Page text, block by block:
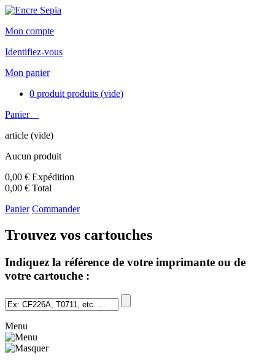
Mon compte
Identifiez-vous
Mon panier
0 produit produits (vide)
Panier
article (vide)
Aucun produit
0,00 € Expédition
0,00 € Total
Panier Commander
Trouvez vos cartouches
Indiquez la référence de votre imprimante ou de
votre cartouche :
Menu